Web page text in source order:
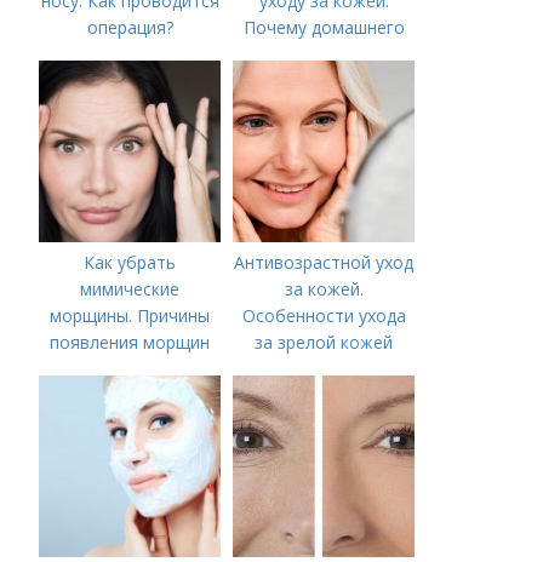
операция?
Почему домашнего
Как убрать
мимические
морщины. Причины
появления морщин
Антивозрастной уход
за кожей.
Особенности ухода
за зрелой кожей